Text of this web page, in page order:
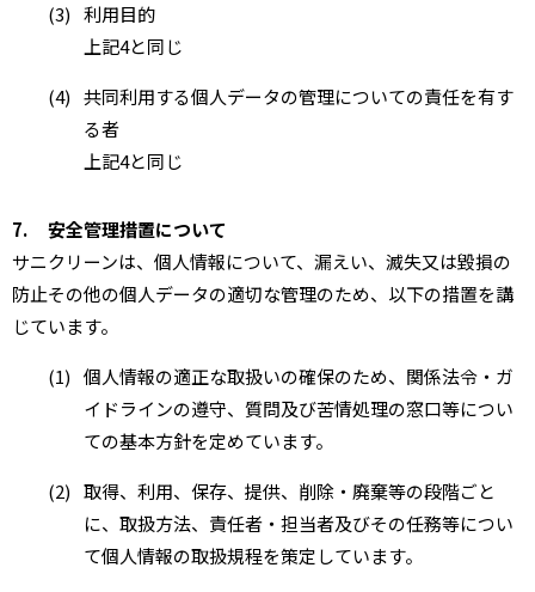
(3) 利用目的
上記4と同じ
(4) 共同利用する個人データの管理についての責任を有す
る者
上記4と同じ
7.
安全管理措置について
サニクリーンは、個人情報について、漏えい、滅失又は毀損の
防止その他の個人データの適切な管理のため、以下の措置を講
じています。
(1) 個人情報の適正な取扱いの確保のため、関係法令・ガ
イドラインの遵守、質問及び苦情処理の窓口等につい
ての基本方針を定めています。
(2) 取得、利用、保存、提供、削除・廃棄等の段階ごと
に、取扱方法、責任者・担当者及びその任務等につい
て個人情報の取扱規程を策定しています。